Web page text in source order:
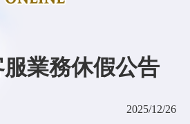
業務休假公告
2025/12/26